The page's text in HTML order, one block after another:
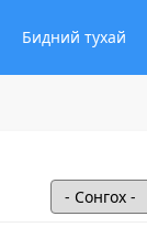
Бидний тухай